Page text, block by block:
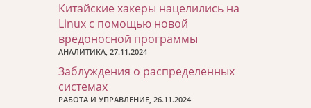
Китайские хакеры нацелились на
Linux с помощью новой
вредоносной программы
АНАЛИТИКА, 27.11.2024
Заблуждения о распределенных
системах
РАБОТА И УПРАВЛЕНИЕ, 26.11.2024